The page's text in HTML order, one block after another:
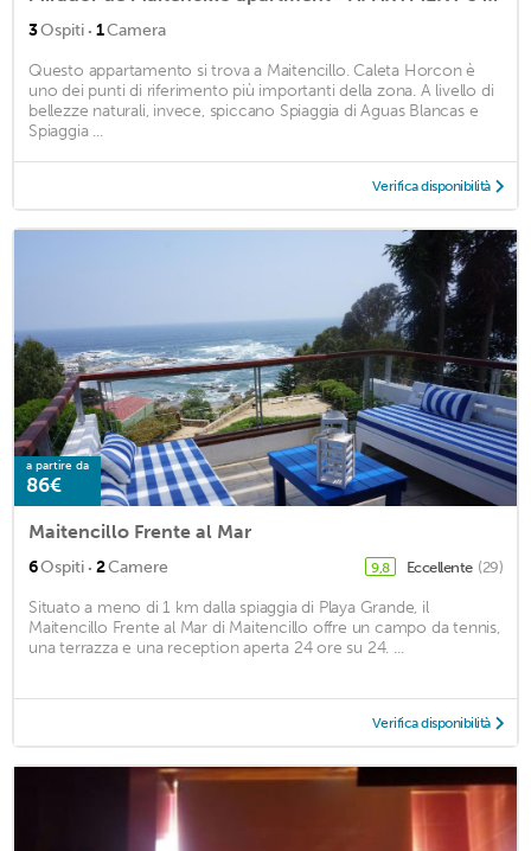
3Ospiti · 1Camera
Questo appartamento si trova a Maitencillo. Caleta Horcon è
uno dei punti di riferimento più importanti della zona. A livello di
bellezze naturali, invece, spiccano Spiaggia di Aguas Blancas e
Spiaggia ...
Verifica disponibilità
a partire da
86€
Maitencillo Frente al Mar
6Ospiti · 2Camere 9,8 Eccellente (29)
Situato a meno di 1 km dalla spiaggia di Playa Grande, il
Maitencillo Frente al Mar di Maitencillo offre un campo da tennis,
una terrazza e una reception aperta 24 ore su 24. ...
Verifica disponibilità